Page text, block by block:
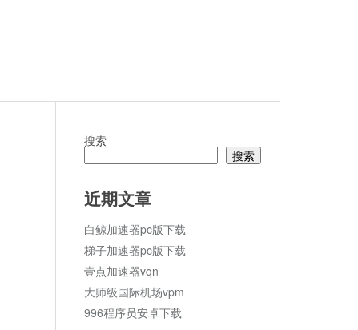
搜索
搜索
近期文章
白鲸加速器pc版下载
梯子加速器pc版下载
壹点加速器vqn
大师级国际机场vpm
996程序员安卓下载